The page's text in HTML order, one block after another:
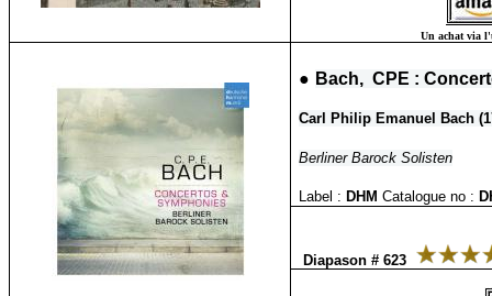
Un achat via
● Bach, CPE :
Carl Philip Emanuel Bach
Berliner Barock Solisten
Label : DHMCatalogue no :
Diapason # 623